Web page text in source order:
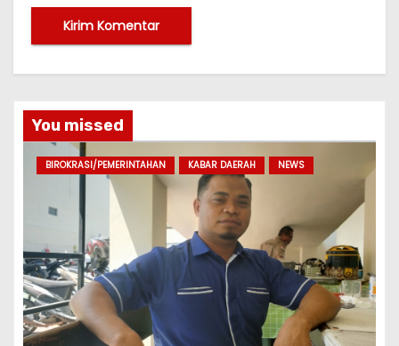
You missed
BIROKRASI/PEMERINTAHAN KABAR DAERAH NEWS